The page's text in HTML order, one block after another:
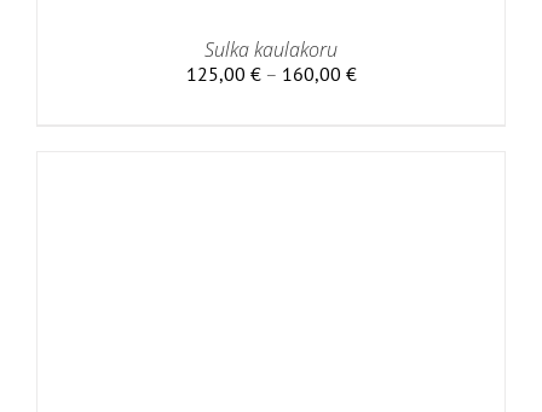
Sulka kaulakoru
125,00 € – 160,00 €Hintaluokka: